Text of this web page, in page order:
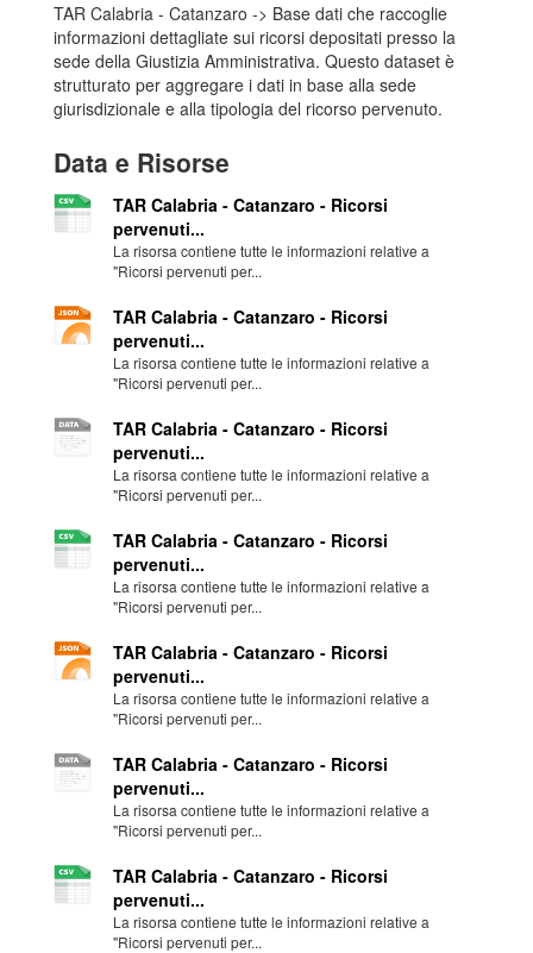
TAR Calabria - Catanzaro -> Base dati che raccoglie
informazioni dettagliate sui ricorsi depositati presso la
sede della Giustizia Amministrativa. Questo dataset è
strutturato per aggregare i dati in base alla sede
giurisdizionale e alla tipologia del ricorso pervenuto.
Data e Risorse
TAR Calabria - Catanzaro - Ricorsi
pervenuti...
La risorsa contiene tutte le informazioni relative a
"Ricorsi pervenuti per...
TAR Calabria - Catanzaro - Ricorsi
pervenuti...
La risorsa contiene tutte le informazioni relative a
"Ricorsi pervenuti per...
TAR Calabria - Catanzaro - Ricorsi
pervenuti...
La risorsa contiene tutte le informazioni relative a
"Ricorsi pervenuti per...
TAR Calabria - Catanzaro - Ricorsi
pervenuti...
La risorsa contiene tutte le informazioni relative a
"Ricorsi pervenuti per...
TAR Calabria - Catanzaro - Ricorsi
pervenuti...
La risorsa contiene tutte le informazioni relative a
"Ricorsi pervenuti per...
TAR Calabria - Catanzaro - Ricorsi
pervenuti...
La risorsa contiene tutte le informazioni relative a
"Ricorsi pervenuti per...
TAR Calabria - Catanzaro - Ricorsi
pervenuti...
La risorsa contiene tutte le informazioni relative a
"Ricorsi pervenuti per...